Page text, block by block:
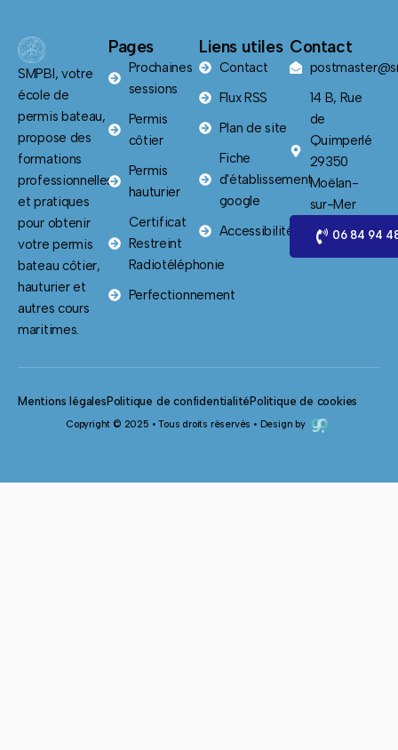
SMPBI, votre
école de
permis bateau,
propose des
formations
professionnelles
et pratiques
pour obtenir
votre permis
bateau côtier,
hauturier et
autres cours
maritimes.
Pages
Prochaines
sessions
Permis
côtier
Permis
hauturier
Certificat
Restreint
Radiotéléphonie
Perfectionnement
Liens utiles
Contact
Flux RSS
Plan de site
Fiche
d'établissement
google
Accessibilité
Contact
14 B, Rue
de
Quimperlé
29350
Moëlan-
sur-Mer
06 84 94
Copyright © 2025 • Tous droits réservés • Design by
Mentions légales Politique de confidentialité Politique de cookies